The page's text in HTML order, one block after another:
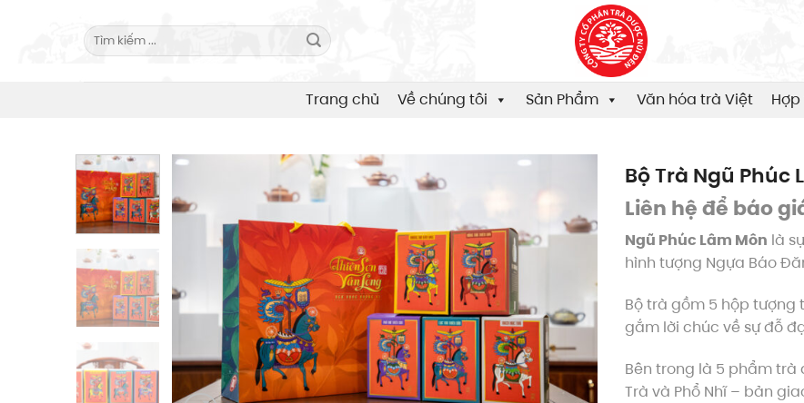
Search
for:
Trang chủ Về chúng tôi Sản Phẩm Văn hóa trà Việt
Bộ Trà Ngũ Phúc
Liên hệ để báo
Ngũ Phúc Lâm Môn là
hình tượng Ngựa Báo
Bộ trà gồm 5 hộp tượng
gắm lời chúc về sự đỗ
Bên trong là 5 phẩm trà
Trà và Phổ Nhĩ – bản